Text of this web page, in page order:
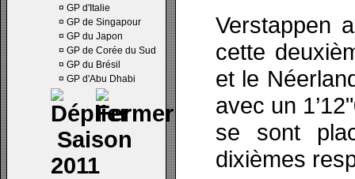
¤ GP d'Italie
¤ GP de Singapour
¤ GP du Japon
¤ GP de Corée du Sud
¤ GP du Brésil
¤ GP d'Abu Dhabi
Saison
2011
Verstappen
cette
et le
avec un
se sont
dixièmes